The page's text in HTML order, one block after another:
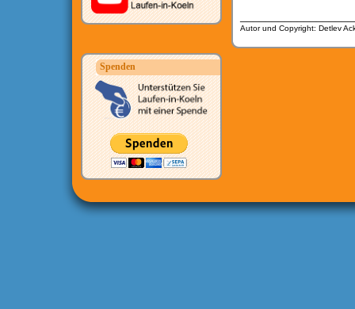
Spenden
Autor und Copyright: Detlev